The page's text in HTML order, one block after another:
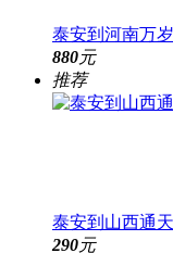
泰安到河南万
880元
推荐
泰安到山西通
290元